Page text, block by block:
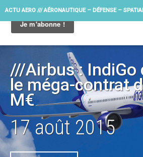
ACTU AERO /// AÉRONAUTIQUE – DÉFENSE –
///Airbus : IndiGo
le méga-contrat
M€
17 août 2015